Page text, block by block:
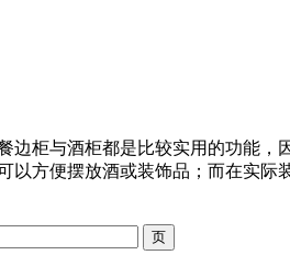
边柜与酒柜都是比较实用的功能
以方便摆放酒或装饰品；而在实